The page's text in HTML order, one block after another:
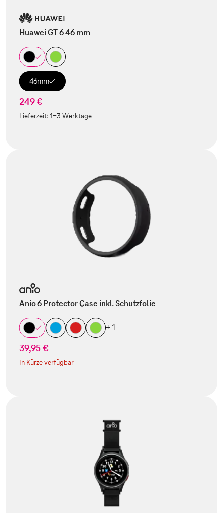
Huawei GT 6 46 mm
46mm
249 €
Lieferzeit:1-3 Werktage
Anio 6 Protector Case inkl. Schutzfolie
+ 1
39,95 €
In Kürze verfügbar